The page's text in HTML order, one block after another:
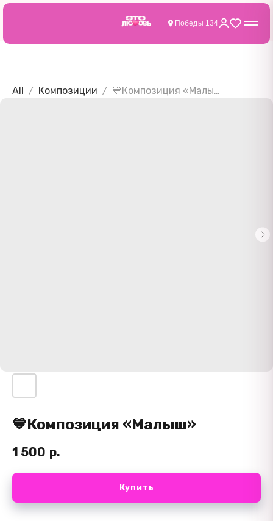
Победы 134
All Композиции 💙Композиция «Малыш»
💙Композиция «Малыш»
1 500 р.
Купить